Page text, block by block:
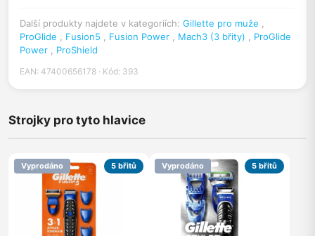
Další produkty najdete v kategoriích: Gillette pro muže
ProGlide
Fusion5 Fusion Power Mach3 (3 břity)
ProGlide
Power
ProShield
EAN: 47400656178 · Kód: 393
Strojky pro tyto hlavice
Vyprodáno 5 břitů Vyprodáno 5 břitů